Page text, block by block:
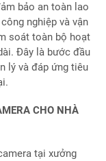
bảo an toàn lao
nghiệp và vận
soát toàn bộ hoạt
Đây là bước đầu
lý và đáp ứng tiêu
CHO NHÀ
tại xưởng